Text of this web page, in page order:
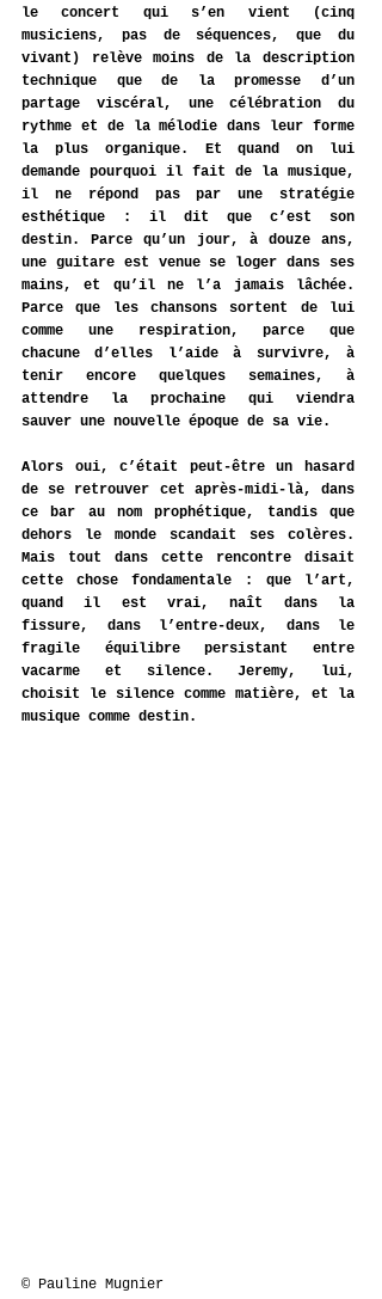
le concert qui s’en vient (cinq
musiciens, pas de séquences, que du
vivant) relève moins de la description
technique que de la promesse d’un
partage viscéral, une célébration du
rythme et de la mélodie dans leur forme
la plus organique.
Et quand on lui
demande pourquoi il fait de la musique,
il ne répond pas par une stratégie
esthétique : il dit que c’est son
destin. Parce qu’un jour, à douze ans,
une guitare est venue se loger dans ses
mains, et qu’il ne l’a jamais lâchée.
Parce que les chansons sortent de lui
comme une respiration, parce que
chacune d’elles l’aide à survivre, à
tenir encore quelques semaines, à
attendre la prochaine qui viendra
sauver une nouvelle époque de sa vie.
Alors oui, c’était peut-être un hasard
de se retrouver cet après-midi-là, dans
ce bar au nom prophétique, tandis que
dehors le monde scandait ses colères.
Mais tout dans cette rencontre disait
cette chose fondamentale : que l’art,
quand il est vrai, naît dans la
fissure, dans l’entre-deux, dans le
fragile équilibre persistant entre
vacarme et silence. Jeremy, lui,
choisit le silence comme matière, et la
musique comme destin.
© Pauline Mugnier